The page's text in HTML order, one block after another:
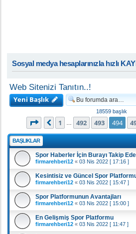
Sosyal medya hesaplarınızla hızlı
Web Sitenizi Tanıtın..!
Yeni Başlık
18559 başlık
494. sayfa (Toplam928 sayfa)
Önceki
1 492 493 494
BAŞLIKLAR
Spor Haberler İçin Burayı Takip
firmarehberi12 « 03 Nis 2022 [ 17:16 ]
Kesintisiz ve Güncel Spor
firmarehberi12 « 03 Nis 2022 [ 15:47 ]
Spor Platformunun Avantajları
firmarehberi12 « 03 Nis 2022 [ 15:00 ]
En Gelişmiş Spor Platformu
firmarehberi12 « 03 Nis 2022 [ 11:47 ]